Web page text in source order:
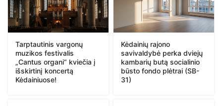
Tarptautinis vargonų
muzikos festivalis
„Cantus organi“ kviečia į
išskirtinį koncertą
Kėdainiuose!
Kėdainių rajono
savivaldybė perka dviejų
kambarių butą socialinio
būsto fondo plėtrai (SB-
31)